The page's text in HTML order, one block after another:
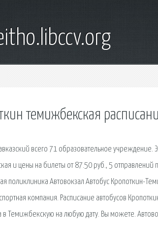
темижбекская
всего 71 образовательное учреждение.
и цены на билеты от 87.50 руб., 5
поликлиника Автовокзал Автобус Кропоткин-
компания. Расписание автобусов
в Темижбекскую на любую дату. Вы можете.